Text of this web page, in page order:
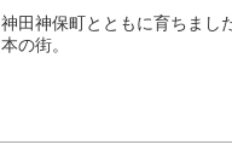
神田神保町とともに育ちまし
本の街。